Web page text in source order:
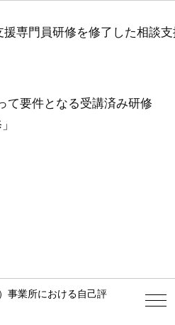
援専門員研修を修了した相談
て要件となる受講済み研修
事業所における自己評